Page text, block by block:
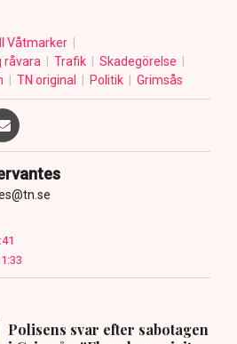
Våtmarker
råvara
Trafik
Skadegörelse
TN original Politik Grimsås
Polisens svar efter sabotagen